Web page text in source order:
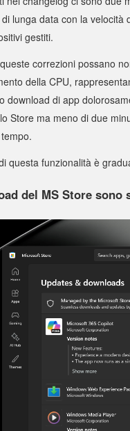
lunga data con la velocità
gestiti.
correzioni possano
della CPU,
download di app
Store ma meno di due
questa funzionalità è
del MS Store